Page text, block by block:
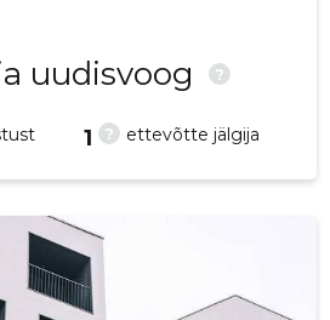
uudisvoog ?
? ettevõtte jälgija
1